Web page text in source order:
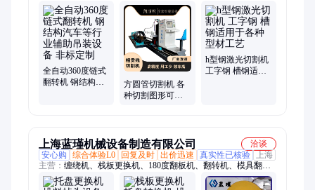
全自动360度链式
翻转机 钢结构汽
方圆管切割机 各
种切割图形可对
h型钢激光切割机
工字钢 槽钢适用
上海蓝瑾机械设备制造有限公司
洽谈
安心购
综合体验L0 回复及时 出价迅速 真实性已核验
上海
主营： 缠绕机、栈板更换机、180度翻板机、翻转机、模具翻转
机、钢卷翻转机、自动翻转机、水平缠绕机、在线缠绕机、托盘